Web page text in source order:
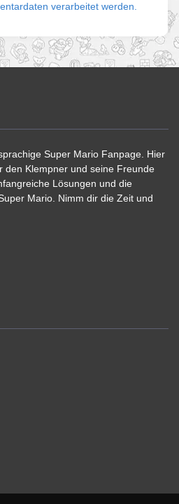
verarbeitet werden.
Super Mario Fanpage. Hier
den Klempner und seine Freunde
Lösungen und die
Mario. Nimm dir die Zeit und